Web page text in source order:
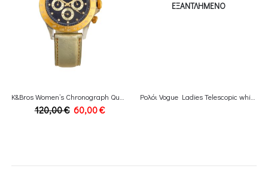
120,00€ Original
price
60,00€Η
ΕΞΑΝΤΛΗΜΈΝΟ